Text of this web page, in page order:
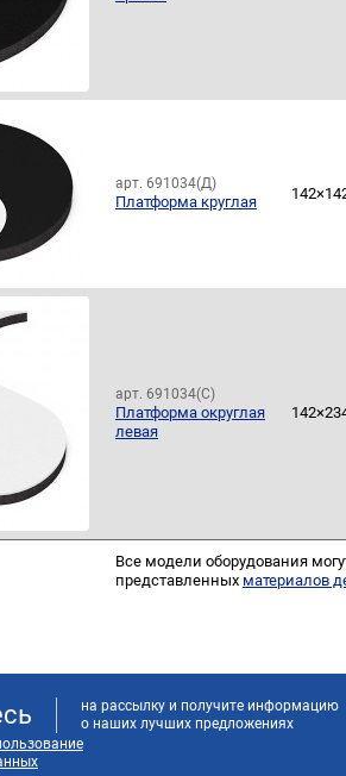
арт. 691034(Д)
Платформа круглая
арт. 691034(С)
Платформа округлая
левая
Все модели оборудования
представленных материалов
на рассылку и получите информацию
о наших лучших предложениях